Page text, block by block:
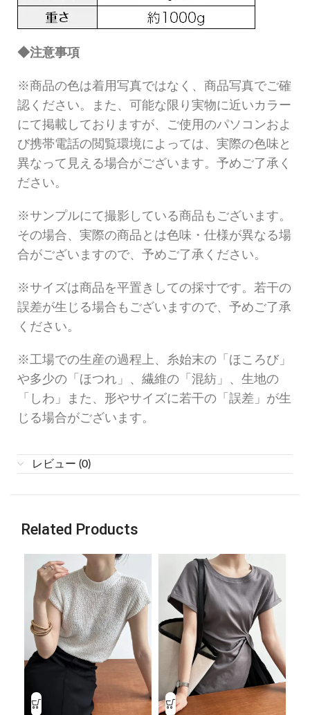
◆注意事項
※商品の色は着用写真ではなく、商品写真でご確
認ください。また、可能な限り実物に近いカラー
にて掲載しておりますが、ご使用のパソコンおよ
び携帯電話の閲覧環境によっては、実際の色味と
異なって見える場合がございます。予めご了承く
ださい。
※サンプルにて撮影している商品もございます。
その場合、実際の商品とは色味・仕様が異なる場
合がございますので、予めご了承ください。
※サイズは商品を平置きしての採寸です。若干の
誤差が生じる場合もございますので、予めご了承
ください。
※工場での生産の過程上、糸始末の「ほころび」
や多少の「ほつれ」、繊維の「混紡」、生地の
「しわ」また、形やサイズに若干の「誤差」が生
じる場合がございます。
レビュー (0)
Related Products